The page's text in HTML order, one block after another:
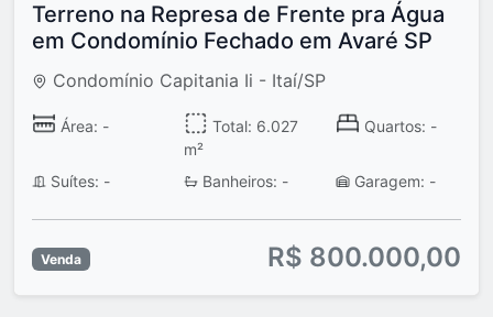
Terreno na Represa de Frente pra Água
em Condomínio Fechado em Avaré SP
Condomínio Capitania Ii - Itaí/SP
Área: -
Total: 6.027
m²
Quartos: -
Suítes: - Banheiros: - Garagem: -
Venda R$ 800.000,00